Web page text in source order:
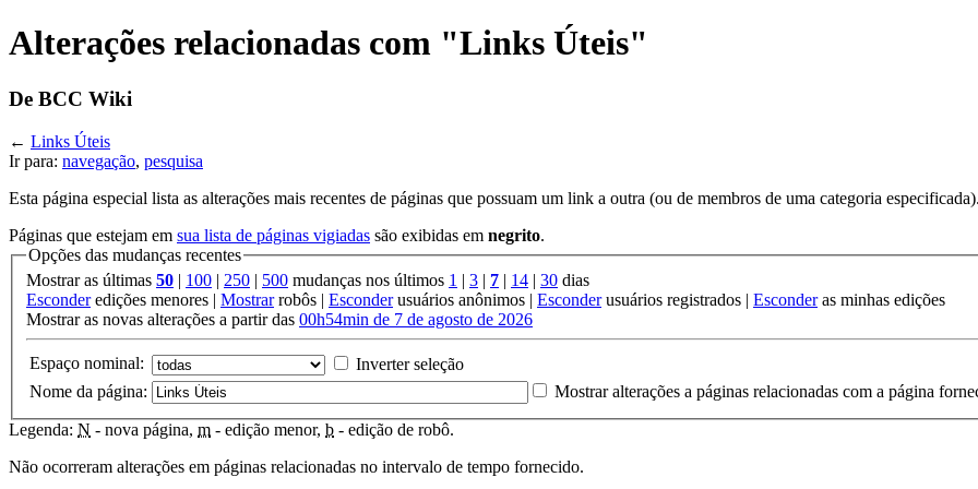
Alterações relacionadas com "Links Úteis"
De BCC Wiki
← Links Úteis
Ir para: navegação, pesquisa
Esta página especial lista as alterações mais recentes de páginas que possuam um link a outra (ou de membros de uma categoria especificada).
Páginas que estejam em sua lista de páginas vigiadas são exibidas em negrito.
Opções das mudanças recentes
Mostrar as últimas 50 | 100 | 250 | 500 mudanças nos últimos 1 | 3 | 7 | 14 | 30 dias
Esconderedições menores | Mostrarrobôs | Esconderusuários anônimos | Esconderusuários registrados | Esconderas minhas edições
Mostrar as novas alterações a partir das 00h54min de 7 de agosto de 2026
Espaço nominal:
Inverter seleção
Nome da página:
Mostrar alterações a páginas relacionadas com a página
Legenda: N - nova página, m - edição menor, b - edição de robô.
Não ocorreram alterações em páginas relacionadas no intervalo de tempo fornecido.